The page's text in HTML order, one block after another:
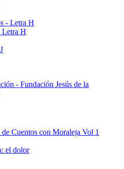
Letra H
Cuentos con Moraleja Vol 1
el dolor